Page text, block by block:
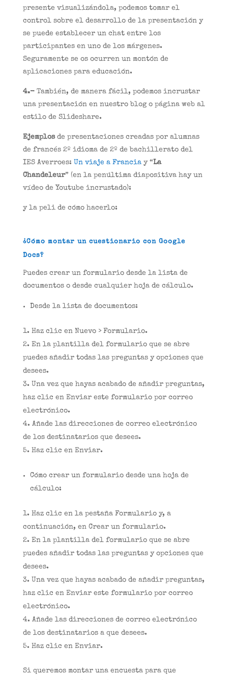
presente visualizándola, podemos tomar el
control sobre el desarrollo de la presentación y
se puede establecer un chat entre los
participantes en uno de los márgenes.
Seguramente se os ocurren un montón de
aplicaciones para educación.
4.- También, de manera fácil, podemos incrustar
una presentación en nuestro blog o página web al
estilo de Slideshare.
Ejemplosde presentaciones creadas por alumnas
de francés 2º idioma de 2º de bachillerato del
IES Averroes: Un viaje a Franciay “La
Chandeleur” (en la penúltima diapositiva hay un
vídeo de Youtube incrustado):
y la peli de cómo hacerlo:
¿Cómo montar un cuestionario con Google
Docs?
Puedes crear un formulario desde la lista de
documentos o desde cualquier hoja de cálculo.
Desde la lista de documentos:
Haz clic en Nuevo > Formulario.
En la plantilla del formulario que se abre
puedes añadir todas las preguntas y opciones que
desees.
Una vez que hayas acabado de añadir preguntas,
haz clic en Enviar este formulario por correo
electrónico.
Añade las direcciones de correo electrónico
de los destinatarios que desees.
Haz clic en Enviar.
Cómo crear un formulario desde una hoja de
cálculo:
Haz clic en la pestaña Formulario y, a
continuación, en Crear un formulario.
En la plantilla del formulario que se abre
puedes añadir todas las preguntas y opciones que
desees.
Una vez que hayas acabado de añadir preguntas,
haz clic en Enviar este formulario por correo
electrónico.
Añade las direcciones de correo electrónico
de los destinatarios a que desees.
Haz clic en Enviar.
Si queremos montar una encuesta para que